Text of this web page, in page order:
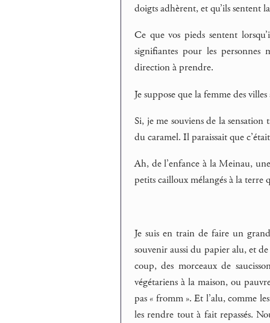
doigts adhèrent, et qu’ils sentent
Ce que vos pieds sentent
signifiantes pour les
direction à prendre.
Je suppose que la femme des
Si, je me souviens de la
du caramel. Il paraissait que
Ah, de l’enfance à la Meinau,
petits cailloux mélangés à la terre
Je suis en train de faire un
souvenir aussi du papier alu, et
coup, des morceaux de
végétariens à la maison, ou
pas « fromm ». Et l’alu, comme
les rendre tout à fait repassés.